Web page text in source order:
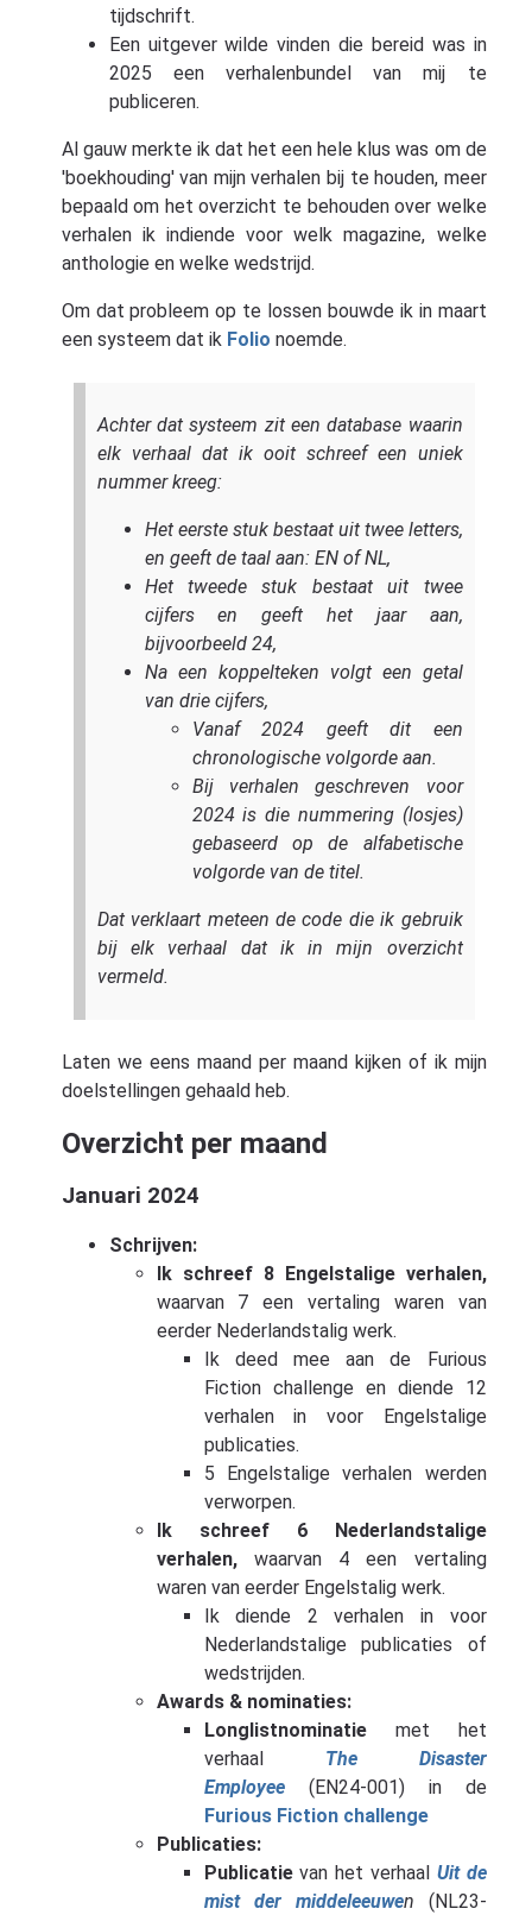
tijdschrift.
Een uitgever wilde vinden die bereid was in
2025 een verhalenbundel van mij te
publiceren.
Al gauw merkte ik dat het een hele klus was om de
'boekhouding' van mijn verhalen bij te houden, meer
bepaald om het overzicht te behouden over welke
verhalen ik indiende voor welk magazine, welke
anthologie en welke wedstrijd.
Om dat probleem op te lossen bouwde ik in maart
een systeem dat ik Folio noemde.
Achter dat systeem zit een database waarin
elk verhaal dat ik ooit schreef een uniek
nummer kreeg:
Het eerste stuk bestaat uit twee letters,
en geeft de taal aan: EN of NL,
Het tweede stuk bestaat uit twee
cijfers en geeft het jaar aan,
bijvoorbeeld 24,
Na een koppelteken volgt een getal
van drie cijfers,
Vanaf 2024 geeft dit een
chronologische volgorde aan.
Bij verhalen geschreven voor
2024 is die nummering (losjes)
gebaseerd op de alfabetische
volgorde van de titel.
Dat verklaart meteen de code die ik gebruik
bij elk verhaal dat ik in mijn overzicht
vermeld.
Laten we eens maand per maand kijken of ik mijn
doelstellingen gehaald heb.
Overzicht per maand
Januari 2024
Schrijven:
Ik schreef 8 Engelstalige verhalen,
waarvan 7 een vertaling waren van
eerder Nederlandstalig werk.
Ik deed mee aan de Furious
Fiction challenge en diende 12
verhalen in voor Engelstalige
publicaties.
5 Engelstalige verhalen werden
verworpen.
Ik schreef 6 Nederlandstalige
verhalen, waarvan 4 een vertaling
waren van eerder Engelstalig werk.
Ik diende 2 verhalen in voor
Nederlandstalige publicaties of
wedstrijden.
Awards & nominaties:
Longlistnominatiemet het
verhaal The Disaster
Employee(EN24-001) in de
Furious Fiction challenge
Publicaties:
Publicatievan het verhaal Uit de
mist der middeleeuwen (NL23-